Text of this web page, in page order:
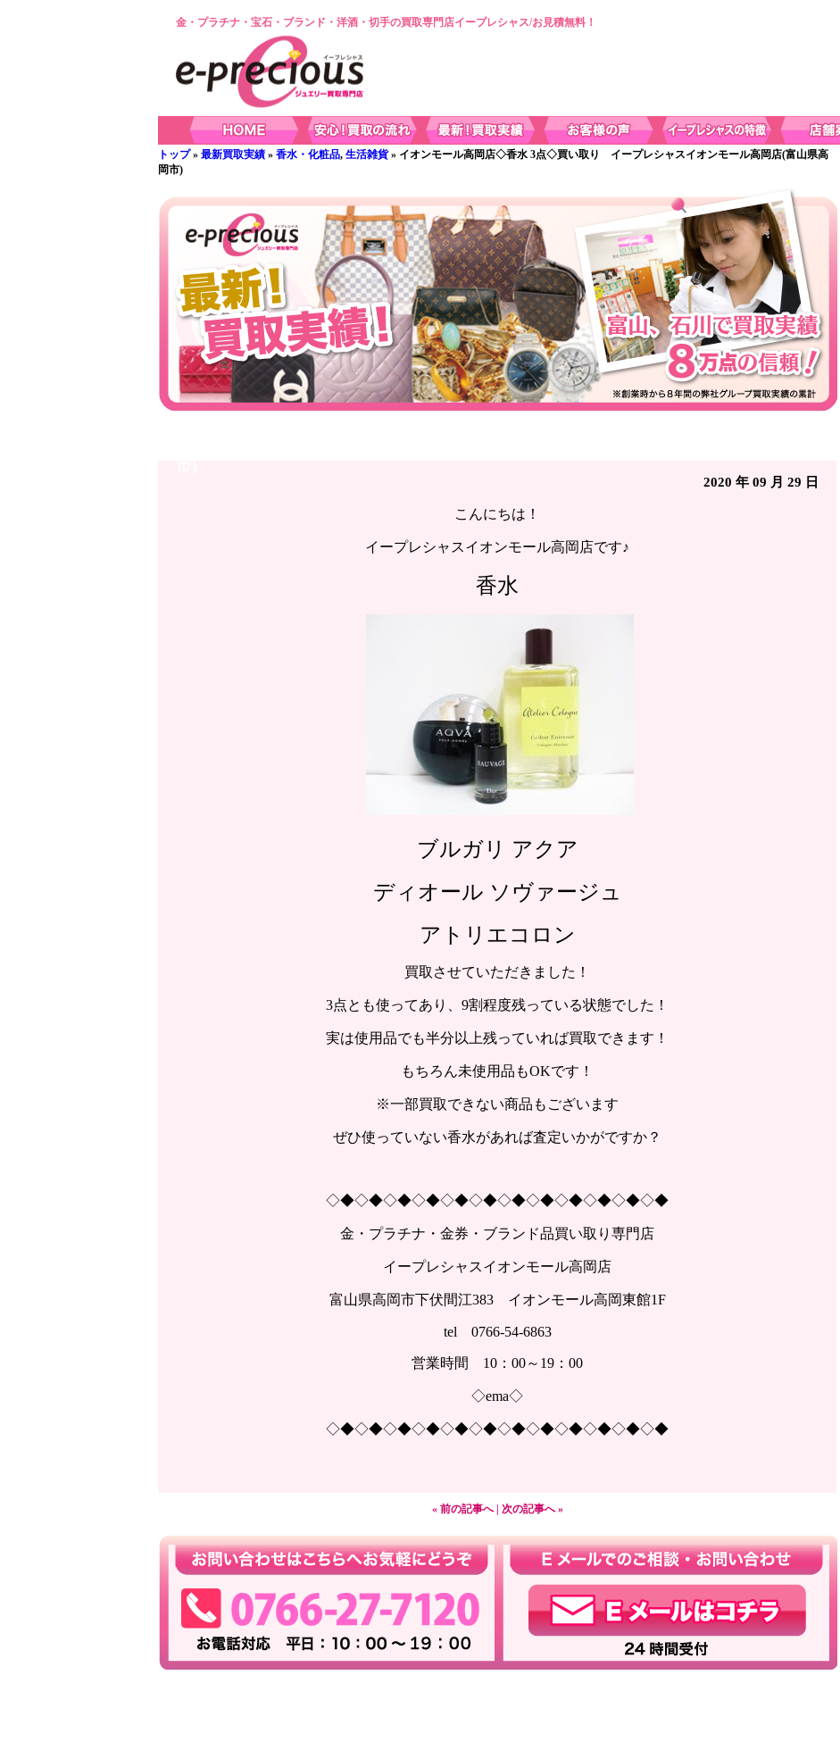
金・プラチナ・宝石・ブランド・洋酒・切手の買取専門店イープレシャス/お見積無料！
トップ» 最新買取実績 » 香水・化粧品, 生活雑貨» イオンモール高岡店◇香水 3点◇買い取り イープレシャスイオンモール高岡店(富山県高
岡市)
2020 年 09 月 29 日
こんにちは！
イープレシャスイオンモール高岡店です♪
香水
ブルガリ アクア
ディオール ソヴァージュ
アトリエコロン
買取させていただきました！
3点とも使ってあり、9割程度残っている状態でした！
実は使用品でも半分以上残っていれば買取できます！
もちろん未使用品もOKです！
※一部買取できない商品もございます
ぜひ使っていない香水があれば査定いかがですか？
◇◆◇◆◇◆◇◆◇◆◇◆◇◆◇◆◇◆◇◆◇◆◇◆
金・プラチナ・金券・ブランド品買い取り専門店
イープレシャスイオンモール高岡店
富山県高岡市下伏間江383 イオンモール高岡東館1F
tel 0766-54-6863
営業時間 10：00～19：00
◇ema◇
◇◆◇◆◇◆◇◆◇◆◇◆◇◆◇◆◇◆◇◆◇◆◇◆
« 前の記事へ| 次の記事へ »